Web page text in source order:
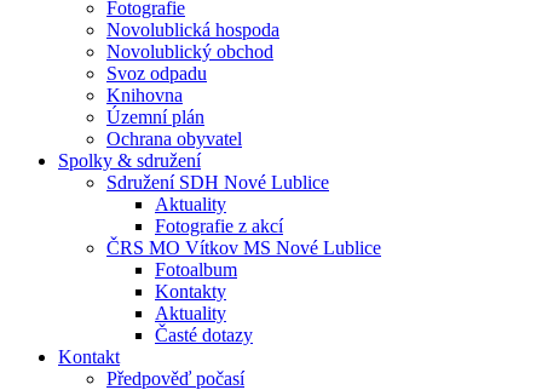
Fotografie
Novolublická hospoda
Novolublický obchod
Svoz odpadu
Knihovna
Územní plán
Ochrana obyvatel
Spolky & sdružení
Sdružení SDH Nové Lublice
Aktuality
Fotografie z akcí
ČRS MO Vítkov MS Nové Lublice
Fotoalbum
Kontakty
Aktuality
Časté dotazy
Kontakt
Předpověď počasí